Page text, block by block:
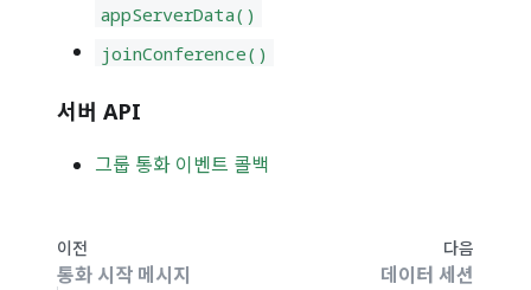
appServerData()
joinConference()
서버 API
그룹 통화 이벤트 콜백
이전
통화 시작 메시지
다음
데이터 세션